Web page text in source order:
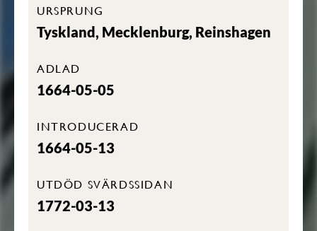
URSPRUNG
Tyskland, Mecklenburg, Reinshagen
ADLAD
1664-05-05
INTRODUCERAD
1664-05-13
UTDÖD SVÄRDSSIDAN
1772-03-13